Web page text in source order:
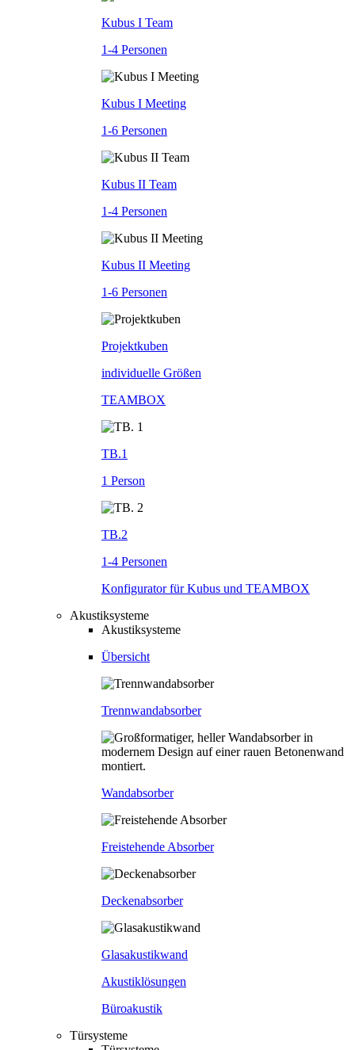
Kubus I Team
1-4 Personen
Kubus I Meeting
1-6 Personen
Kubus II Team
1-4 Personen
Kubus II Meeting
1-6 Personen
Projektkuben
individuelle Größen
TEAMBOX
TB.1
1 Person
TB.2
1-4 Personen
Konfigurator für Kubus und TEAMBOX
Akustiksysteme
Akustiksysteme
Übersicht
Trennwandabsorber
Wandabsorber
Freistehende Absorber
Deckenabsorber
Glasakustikwand
Akustiklösungen
Büroakustik
Türsysteme